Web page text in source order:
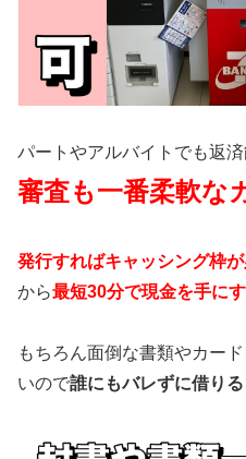
パートやアルバイトでも返
審査も一番柔軟な
発行すればキャッシング枠
から最短30分で現金を手に
もちろん面倒な書類やカー
いので誰にもバレずに借りる